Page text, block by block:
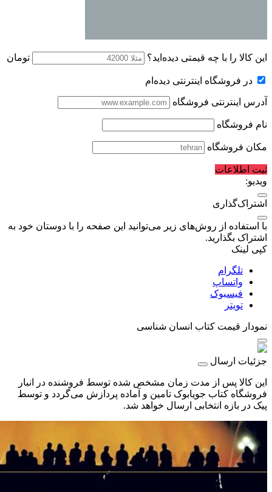
این کالا را با چه قیمتی دیده‌اید؟ تومان
در فروشگاه اینترنتی دیده‌ام
آدرس اینترنتی فروشگاه
نام فروشگاه
مکان فروشگاه
ثبت اطلاعات
ویدیو:
اشتراک‌گذاری
با استفاده از روش‌های زیر می‌توانید این صفحه را با دوستان خود به
اشتراک بگذارید.
کپی لینک
تلگرام
واتساپ
فیسبوک
تویتر
نمودار قیمت کتاب انسان شناسی
جزئیات ارسال
این کالا پس از مدت زمان مشخص شده توسط فروشنده در انبار
فروشگاه کتاب جویابوک تامین و آماده پردازش می‌گردد و توسط
پیک در بازه انتخابی ارسال خواهد شد.